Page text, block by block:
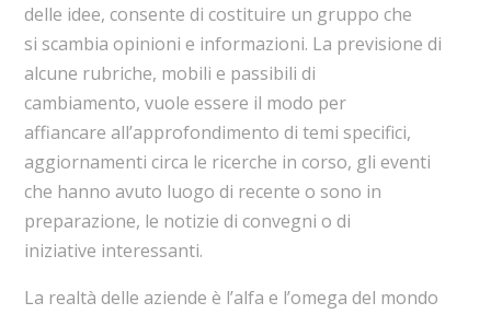
delle idee, consente di costituire un gruppo che
si scambia opinioni e informazioni. La previsione di
alcune rubriche, mobili e passibili di
cambiamento, vuole essere il modo per
affiancare all’approfondimento di temi specifici,
aggiornamenti circa le ricerche in corso, gli eventi
che hanno avuto luogo di recente o sono in
preparazione, le notizie di convegni o di
iniziative interessanti.
La realtà delle aziende è l’alfa e l’omega del mondo